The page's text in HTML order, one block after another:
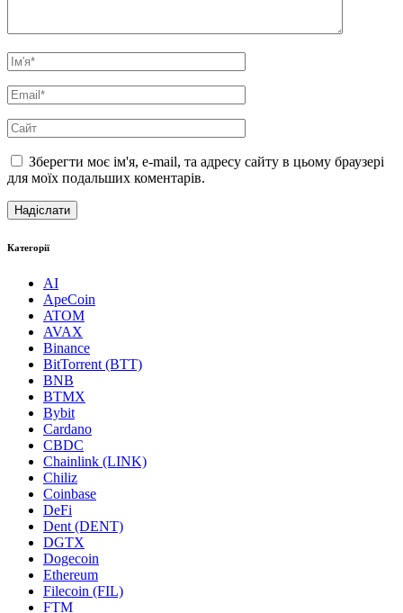
Зберегти моє ім'я, e-mail, та адресу сайту в цьому браузері
для моїх подальших коментарів.
Категорії
AI
ApeCoin
ATOM
AVAX
Binance
BitTorrent (BTT)
BNB
BTMX
Bybit
Cardano
CBDC
Chainlink (LINK)
Chiliz
Coinbase
DeFi
Dent (DENT)
DGTX
Dogecoin
Ethereum
Filecoin (FIL)
FTM